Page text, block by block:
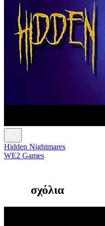
Hidden Nightmares
WE2 Games
σχόλια